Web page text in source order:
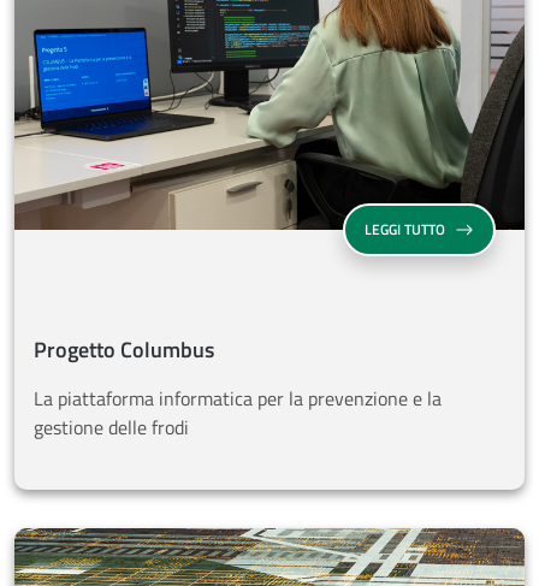
LEGGI TUTTOSU
Progetto Columbus
La piattaforma informatica per la prevenzione e la
gestione delle frodi